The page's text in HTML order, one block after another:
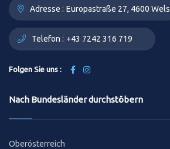
Adresse : Europastraße 27, 4600 Wels
Telefon : +43 7242 316 719
Folgen Sie uns :
Nach Bundesländer durchstöbern
Oberösterreich